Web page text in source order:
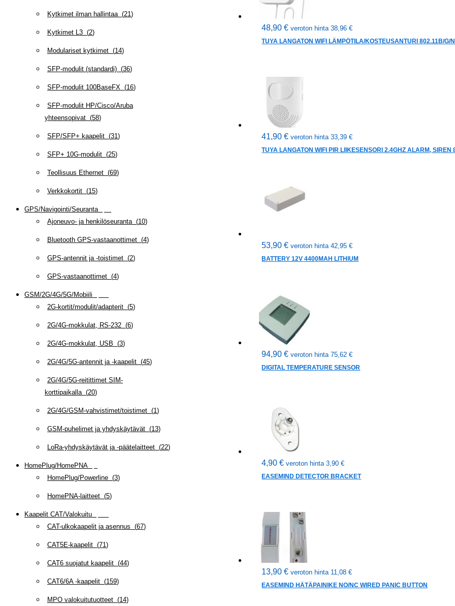
Kytkimet ilman hallintaa (21)
Kytkimet L3 (2)
Modulariset kytkimet (14)
SFP-modulit (standardi) (36)
SFP-modulit 100BaseFX (16)
SFP-modulit HP/Cisco/Aruba
yhteensopivat (58)
SFP/SFP+ kaapelit (31)
SFP+ 10G-modulit (25)
Teollisuus Ethernet (69)
Verkkokortit (15)
GPS/Navigointi/Seuranta
Ajoneuvo- ja henkilöseuranta (10)
Bluetooth GPS-vastaanottimet (4)
GPS-antennit ja -toistimet (2)
GPS-vastaanottimet (4)
GSM/2G/4G/5G/Mobiili
2G-kortit/modulit/adapterit (5)
2G/4G-mokkulat, RS-232 (6)
2G/4G-mokkulat, USB (3)
2G/4G/5G-antennit ja -kaapelit (45)
2G/4G/5G-reitittimet SIM-
korttipaikalla (20)
2G/4G/GSM-vahvistimet/toistimet (1)
GSM-puhelimet ja yhdyskäytävät (13)
LoRa-yhdyskäytävät ja -päätelaitteet (22)
HomePlug/HomePNA
HomePlug/Powerline (3)
HomePNA-laitteet (5)
Kaapelit CAT/Valokuitu
CAT-ulkokaapelit ja asennus (67)
CAT5E-kaapelit (71)
CAT6 suojatut kaapelit (44)
CAT6/6A -kaapelit (159)
MPO valokuitutuotteet (14)
48,90€ veroton hinta38,96€
TUYA LANGATON WIFI LÄMPÖTILA/KOSTEUSANTURI 802.11B/G/
41,90€ veroton hinta33,39€
TUYA LANGATON WIFI PIR LIIKESENSORI 2.4GHZ ALARM, SIREN
53,90€ veroton hinta42,95€
BATTERY 12V 4400MAH LITHIUM
94,90€ veroton hinta75,62€
DIGITAL TEMPERATURE SENSOR
4,90€ veroton hinta3,90€
EASEMIND DETECTOR BRACKET
13,90€ veroton hinta 11,08€
EASEMIND HÄTÄPAINIKE NO/NC WIRED PANIC BUTTON